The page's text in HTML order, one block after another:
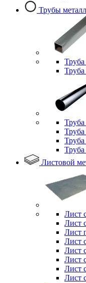
Трубы
Труба
Труба
Труба
Листовой
Лист
Лист
Лист
Лист
Лист
Лист
Лист
Лист